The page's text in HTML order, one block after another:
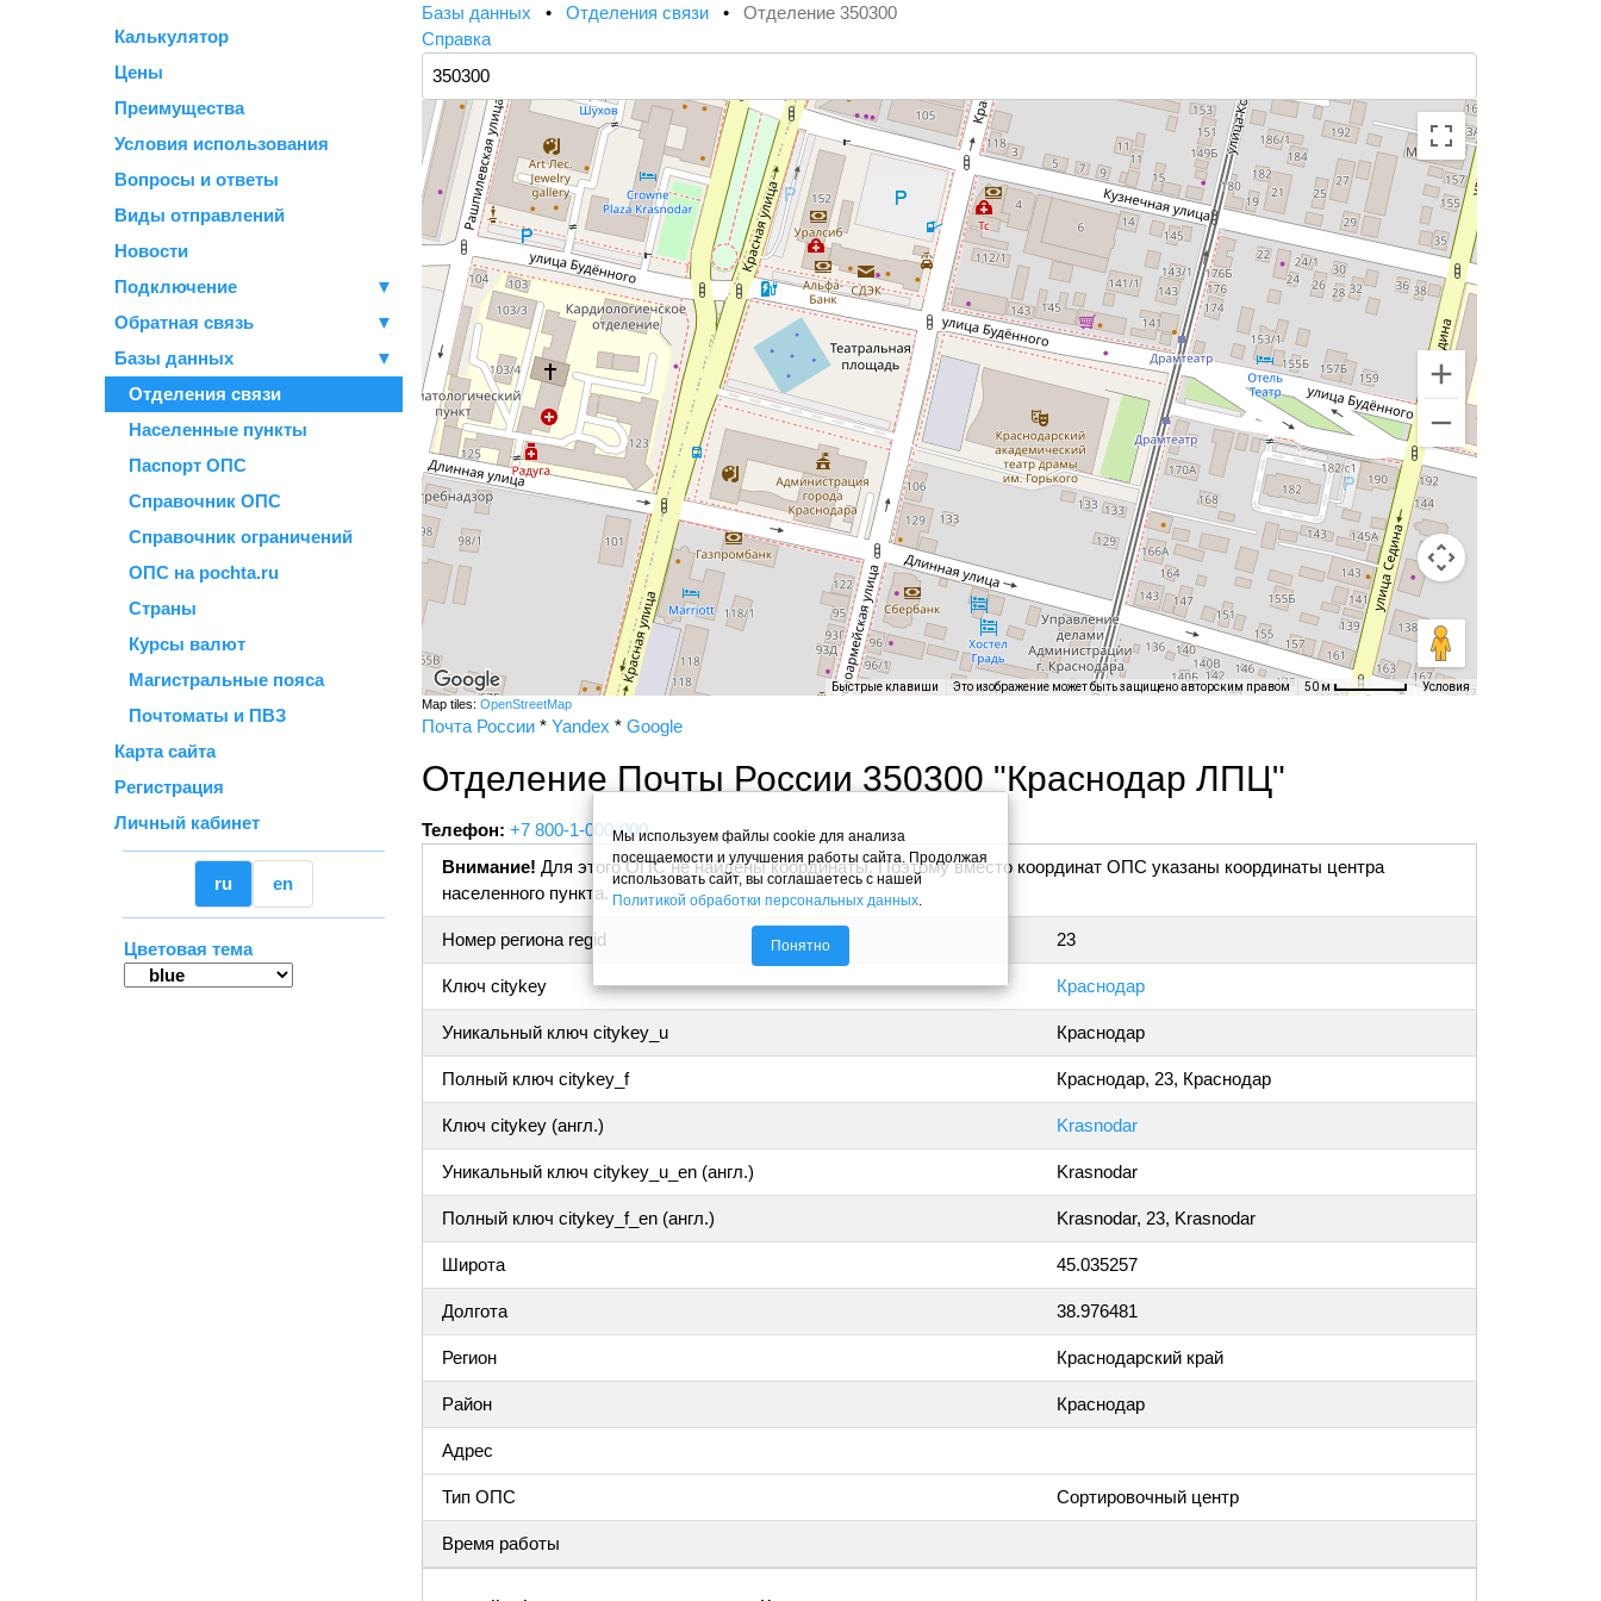
Калькулятор
Цены
Преимущества
Условия использования
Вопросы и ответы
Виды отправлений
Новости
Подключение
▼
Обратная связь
▼
Базы данных
▼
Отделения связи
Населенные пункты
Паспорт ОПС
Справочник ОПС
Справочник ограничений
ОПС на pochta.ru
Страны
Курсы валют
Магистральные пояса
Почтоматы и ПВЗ
Карта сайта
Регистрация
Личный кабинет
ru en
Цветовая тема
Базы данных • Отделения связи • Отделение 350300
Справка
Быстрые клавиши Это изображение может быть защищено авторским правом 50 м Условия
Map tiles: OpenStreetMap
Почта России * Yandex * Google
Отделение Почты России 350300 "Краснодар ЛПЦ"
Телефон: +7 800-1-000-000
Внимание! Для этого ОПС не найдены координаты. Поэтому вместо координат ОПС указаны координаты центра
населенного пункта.
Номер региона regid 23
Ключ citykey Краснодар
Уникальный ключ citykey_u Краснодар
Полный ключ citykey_f Краснодар, 23, Краснодар
Ключ citykey (англ.) Krasnodar
Уникальный ключ citykey_u_en (англ.) Krasnodar
Полный ключ citykey_f_en (англ.) Krasnodar, 23, Krasnodar
Широта 45.035257
Долгота 38.976481
Регион Краснодарский край
Район Краснодар
Адрес
Тип ОПС Сортировочный центр
Время работы
Мы используем файлы cookie для анализа
посещаемости и улучшения работы сайта. Продолжая
использовать сайт, вы соглашаетесь с нашей
Политикой обработки персональных данных
Понятно